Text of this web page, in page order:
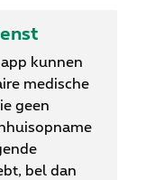
kunnen
medische
geen
bel dan